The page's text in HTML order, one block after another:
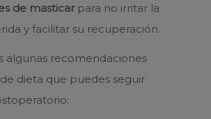
de masticarpara no irritar la
y facilitar su recuperación.
algunas recomendaciones
dieta que puedes seguir